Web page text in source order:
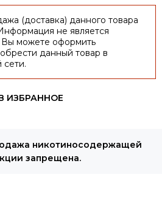
(доставка) данного товара
не является
можете оформить
данный товар в
сети.
никотиносодержащей
запрещена.